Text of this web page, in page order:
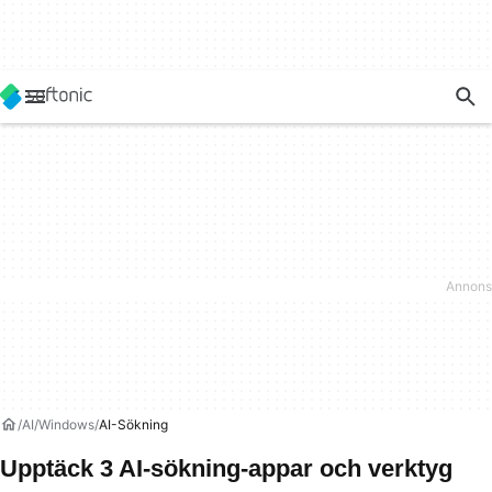
AI Windows AI-Sökning
Upptäck 3 AI-sökning-appar och verktyg